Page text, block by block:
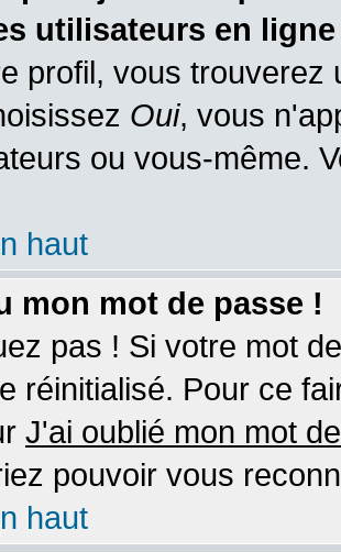
utilisateurs en
profil, vous trouverez
Oui, vous
ou vous-même.
haut
mon mot de passe !
pas ! Si votre mot
réinitialisé. Pour ce
J'ai oublié mon mot
pouvoir vous
haut